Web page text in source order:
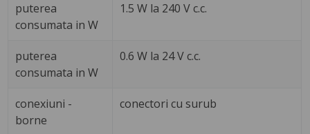
puterea
consumata in W
1.5 W la 240 V c.c.
puterea
consumata in W
0.6 W la 24 V c.c.
conexiuni -
borne
conectori cu surub